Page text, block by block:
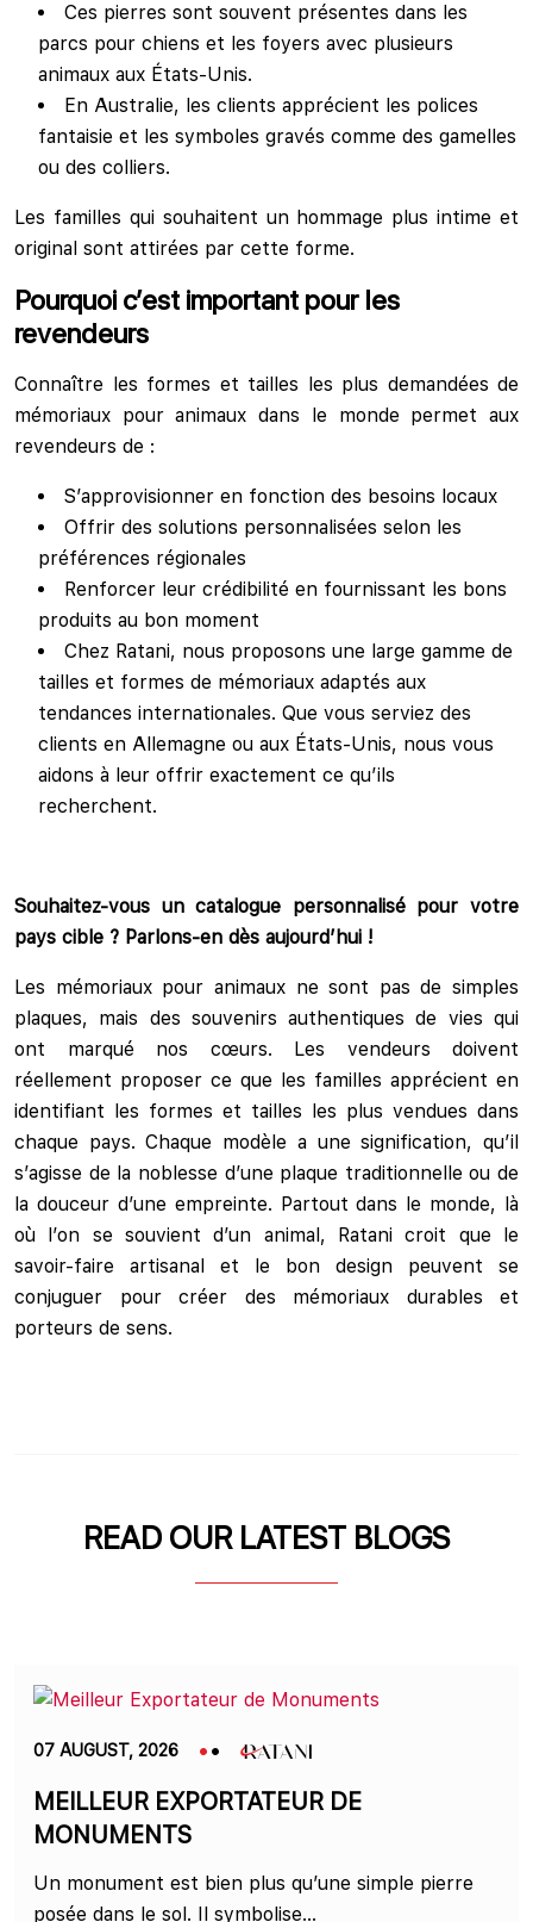
Ces pierres sont souvent présentes dans les
parcs pour chiens et les foyers avec plusieurs
animaux aux États-Unis.
En Australie, les clients apprécient les polices
fantaisie et les symboles gravés comme des gamelles
ou des colliers.
Les familles qui souhaitent un hommage plus intime et
original sont attirées par cette forme.
Pourquoi c’est important pour les
revendeurs
Connaître les formes et tailles les plus demandées de
mémoriaux pour animaux dans le monde permet aux
revendeurs de :
S’approvisionner en fonction des besoins locaux
Offrir des solutions personnalisées selon les
préférences régionales
Renforcer leur crédibilité en fournissant les bons
produits au bon moment
Chez Ratani, nous proposons une large gamme de
tailles et formes de mémoriaux adaptés aux
tendances internationales. Que vous serviez des
clients en Allemagne ou aux États-Unis, nous vous
aidons à leur offrir exactement ce qu’ils
recherchent.
Souhaitez-vous un catalogue personnalisé pour votre
pays cible ? Parlons-en dès aujourd’hui !
Les mémoriaux pour animaux ne sont pas de simples
plaques, mais des souvenirs authentiques de vies qui
ont marqué nos cœurs. Les vendeurs doivent
réellement proposer ce que les familles apprécient en
identifiant les formes et tailles les plus vendues dans
chaque pays. Chaque modèle a une signification, qu’il
s’agisse de la noblesse d’une plaque traditionnelle ou de
la douceur d’une empreinte. Partout dans le monde, là
où l’on se souvient d’un animal, Ratani croit que le
savoir-faire artisanal et le bon design peuvent se
conjuguer pour créer des mémoriaux durables et
porteurs de sens.
READ OUR LATEST BLOGS
07 AUGUST, 2026
MEILLEUR EXPORTATEUR DE
MONUMENTS
Un monument est bien plus qu’une simple pierre
posée dans le sol. Il symbolise...